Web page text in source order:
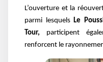
L’ouverture et la
parmi lesquelsLe
Tour, participent
renforcent le